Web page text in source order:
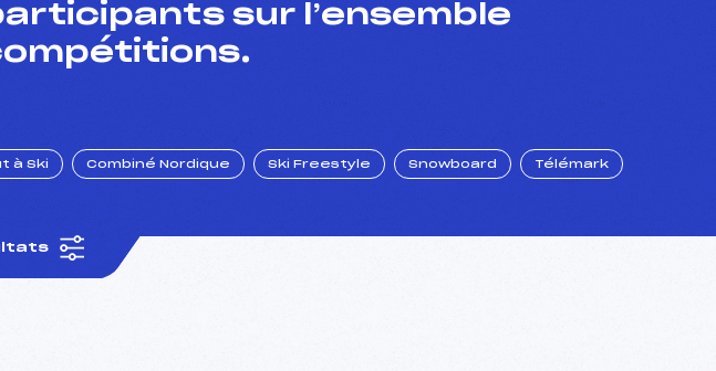
sur l’ensemble
à Ski Combiné Nordique Ski Freestyle Snowboard Télémark